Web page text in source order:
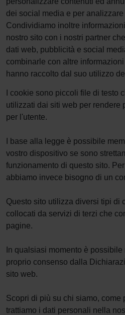
dei social media e per
Condividiamo inoltre
nostro sito con i nostri partner
dati web, pubblicità e social
combinarle con altre
hanno raccolto dal suo utilizzo
I cookie sono piccoli file di testo
utilizzati dai siti web per rendere
per l'utente.
I base alla legge è possibile
vostro dispositivo se sono
funzionamento di questo sito.
abbiamo invece bisogno di un
Questo sito utilizza diversi tipi di
collocati da servizi di terzi che
pagine.
In qualsiasi momento è possibile
proprio consenso dalla
sito web.
Scopri di più su chi siamo, come
trattiamo i dati personali nella